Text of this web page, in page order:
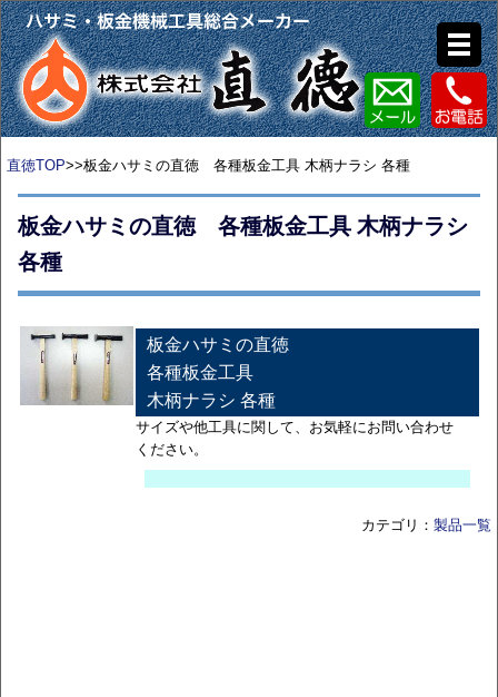
直徳TOP>>板金ハサミの直徳 各種板金工具 木柄ナラシ 各種
板金ハサミの直徳 各種板金工具 木柄ナラシ
各種
板金ハサミの直徳
各種板金工具
木柄ナラシ 各種
サイズや他工具に関して、お気軽にお問い合わせ
ください。
カテゴリ： 製品一覧